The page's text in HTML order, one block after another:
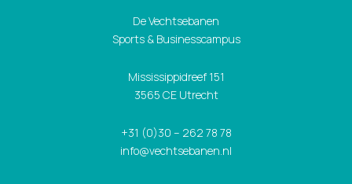
De Vechtsebanen
Sports & Businesscampus
Mississippidreef 151
3565 CE Utrecht
+31 (0)30 – 262 78 78
info@vechtsebanen.nl